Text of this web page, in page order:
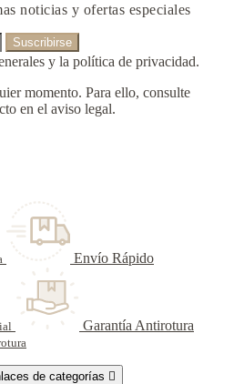
noticias y ofertas especiales
y la política de privacidad.
momento. Para ello, consulte
en el aviso legal.
Envío Rápido
Garantía Antirotura
de categorías 